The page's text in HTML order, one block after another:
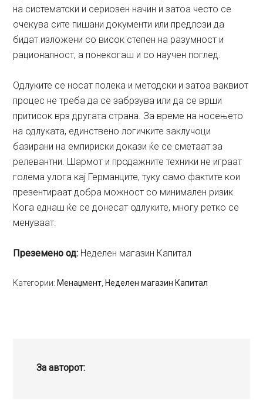
на систематски и сериозен начин и затоа често се
очекува сите пишани документи или предлози да
бидат изложени со висок степен на разумност и
рационалност, а понекогаш и со научен поглед.
Одлуките се носат полека и методски и затоа ваквиот
процес не треба да се забрзува или да се врши
притисок врз другата страна. За време на носењето
на одлуката, единствено логичките заклучоци
базирани на емпириски докази ќе се сметаат за
релевантни. Шармот и продажните техники не играат
голема улога кај Германците, туку само фактите кои
презентираат добра можност со минимален ризик.
Кога еднаш ќе се донесат одлуките, многу ретко се
менуваат.
Преземено од: Неделен магазин Капитал
Категории: Менаџмент Неделен магазин Капитал
За авторот: